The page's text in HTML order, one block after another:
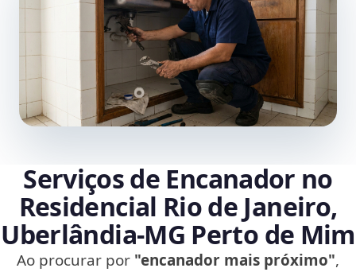
Serviços de Encanador no
Residencial Rio de Janeiro,
Uberlândia‑MG Perto de Mim
Ao procurar por "encanador mais próximo",